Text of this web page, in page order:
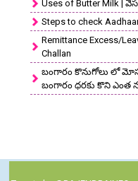
Uses of Butter Milk |
Steps to check
Remittance Excess/
Challan
బంగారం కొనుగోలు లో
బంగారం ధరకు కొని ఎంత